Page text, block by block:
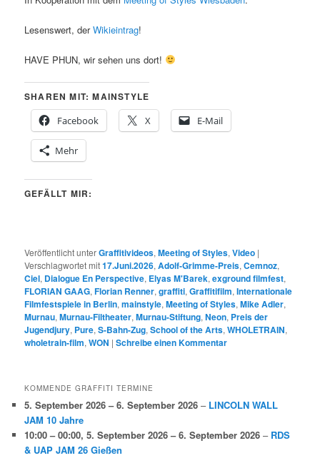
Lesenswert, derWikieintrag!
HAVE PHUN, wir sehen uns dort!
SHAREN MIT: MAINSTYLE
Facebook
X E-Mail
Mehr
GEFÄLLT MIR:
Veröffentlicht unterGraffitivideos,Meeting of Styles,Video |
Verschlagwortet mit17.Juni.2026,Adolf-Grimme-Preis,Cemnoz,
Ciel, Dialogue En Perspective, Elyas M'Barek,exground filmfest,
FLORIAN GAAG,Florian Renner,graffiti,Graffitifilm,Internationale
Filmfestspiele in Berlin,mainstyle,Meeting of Styles,Mike Adler,
Murnau,Murnau-Filtheater,Murnau-Stiftung,Neon, Preis der
Jugendjury, Pure,S-Bahn-Zug,School of the Arts,WHOLETRAIN,
wholetrain-film,WON |Schreibe einen Kommentar
KOMMENDE GRAFFITI TERMINE
5. September 2026 – 6. September 2026 – LINCOLN WALL
JAM 10 Jahre
10:00 – 00:00,5. September 2026 – 6. September 2026 – RDS
& UAP JAM 26 Gießen